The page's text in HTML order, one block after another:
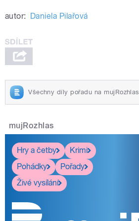
autor: Daniela Pilařová
Všechny díly pořadu na mujRozhlas
mujRozhlas
Hry a četby
Krimi
Pohádky
Pořady
Živé vysílání